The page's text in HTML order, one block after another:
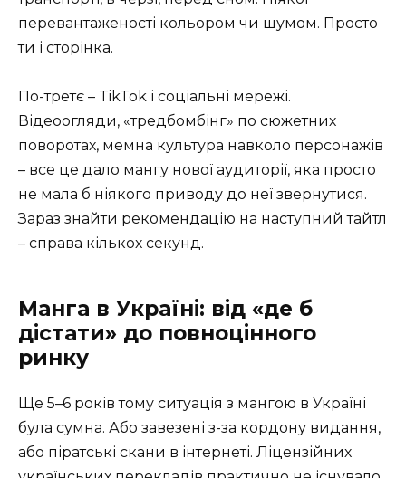
перевантаженості кольором чи шумом. Просто
ти і сторінка.
По-третє – TikTok і соціальні мережі.
Відеоогляди, «тредбомбінг» по сюжетних
поворотах, мемна культура навколо персонажів
– все це дало мангу нової аудиторії, яка просто
не мала б ніякого приводу до неї звернутися.
Зараз знайти рекомендацію на наступний тайтл
– справа кількох секунд.
Манга в Україні: від «де б
дістати» до повноцінного
ринку
Ще 5–6 років тому ситуація з мангою в Україні
була сумна. Або завезені з-за кордону видання,
або піратські скани в інтернеті. Ліцензійних